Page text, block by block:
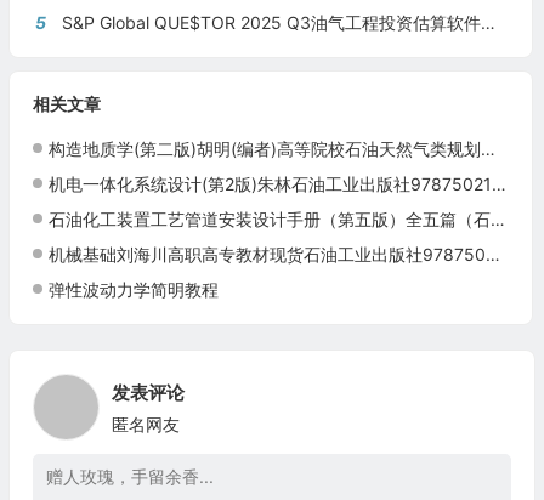
5
S&P Global QUE$TOR 2025 Q3油气工程投资估算软件新版本发布
相关文章
构造地质学(第二版)胡明(编者)高等院校石油天然气类规划教材四川省十二五普通高等教育本科规划教材
机电一体化系统设计(第2版)朱林石油工业出版社9787502166137
石油化工装置工艺管道安装设计手册（第五版）全五篇（石油化工装置工艺管道安装设计手册/第三篇阀门）
机械基础刘海川高职高专教材现货石油工业出版社9787502194796
弹性波动力学简明教程
发表评论
匿名网友